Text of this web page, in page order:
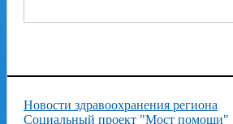
Новости здравоохранения региона
Социальный проект "Мост помощи"